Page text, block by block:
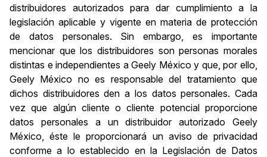
distribuidores autorizados para dar cumplimiento a la
legislación aplicable y vigente en materia de protección
de datos personales. Sin embargo, es importante
mencionar que los distribuidores son personas morales
distintas e independientes a Geely México y que, por ello,
Geely México no es responsable del tratamiento que
dichos distribuidores den a los datos personales. Cada
vez que algún cliente o cliente potencial proporcione
datos personales a un distribuidor autorizado Geely
México, éste le proporcionará un aviso de privacidad
conforme a lo establecido en la Legislación de Datos